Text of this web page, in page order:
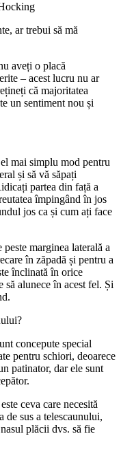
ar trebui să mă
aveți o placă
– acest lucru nu ar
că majoritatea
un sentiment nou și
mai simplu mod pentru
și să vă săpați
partea din față a
împingând în jos
jos ca și cum ați face
marginea laterală a
în zăpadă și pentru a
înclinată în orice
să alunece în acest fel. Și
concepute special
pentru schiori, deoarece
patinator, dar ele sunt
ceva care necesită
de sus a telescaunului,
plăcii dvs. să fie